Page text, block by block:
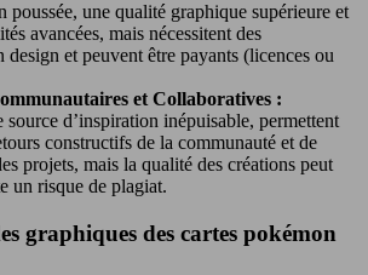
poussée, une qualité graphique supérieure et
avancées, mais nécessitent des
design et peuvent être payants (licences ou
et Collaboratives :
source d’inspiration inépuisable, permettent
constructifs de la communauté et de
projets, mais la qualité des créations peut
un risque de plagiat.
graphiques des cartes pokémon